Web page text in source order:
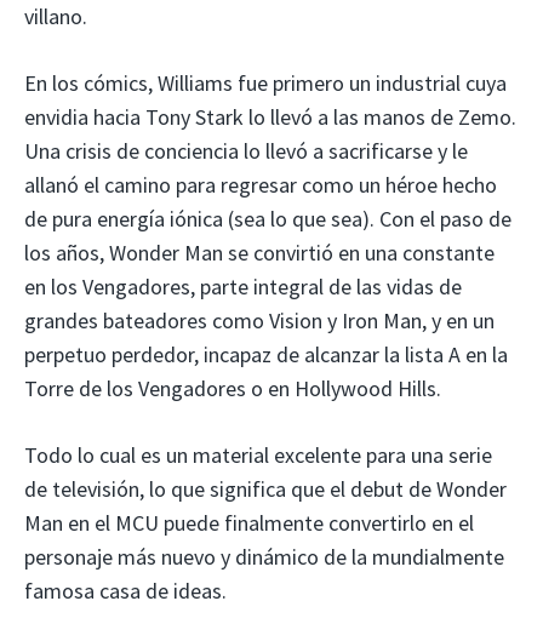
villano.
En los cómics, Williams fue primero un industrial cuya
envidia hacia Tony Stark lo llevó a las manos de Zemo.
Una crisis de conciencia lo llevó a sacrificarse y le
allanó el camino para regresar como un héroe hecho
de pura energía iónica (sea lo que sea). Con el paso de
los años, Wonder Man se convirtió en una constante
en los Vengadores, parte integral de las vidas de
grandes bateadores como Vision y Iron Man, y en un
perpetuo perdedor, incapaz de alcanzar la lista A en la
Torre de los Vengadores o en Hollywood Hills.
Todo lo cual es un material excelente para una serie
de televisión, lo que significa que el debut de Wonder
Man en el MCU puede finalmente convertirlo en el
personaje más nuevo y dinámico de la mundialmente
famosa casa de ideas.